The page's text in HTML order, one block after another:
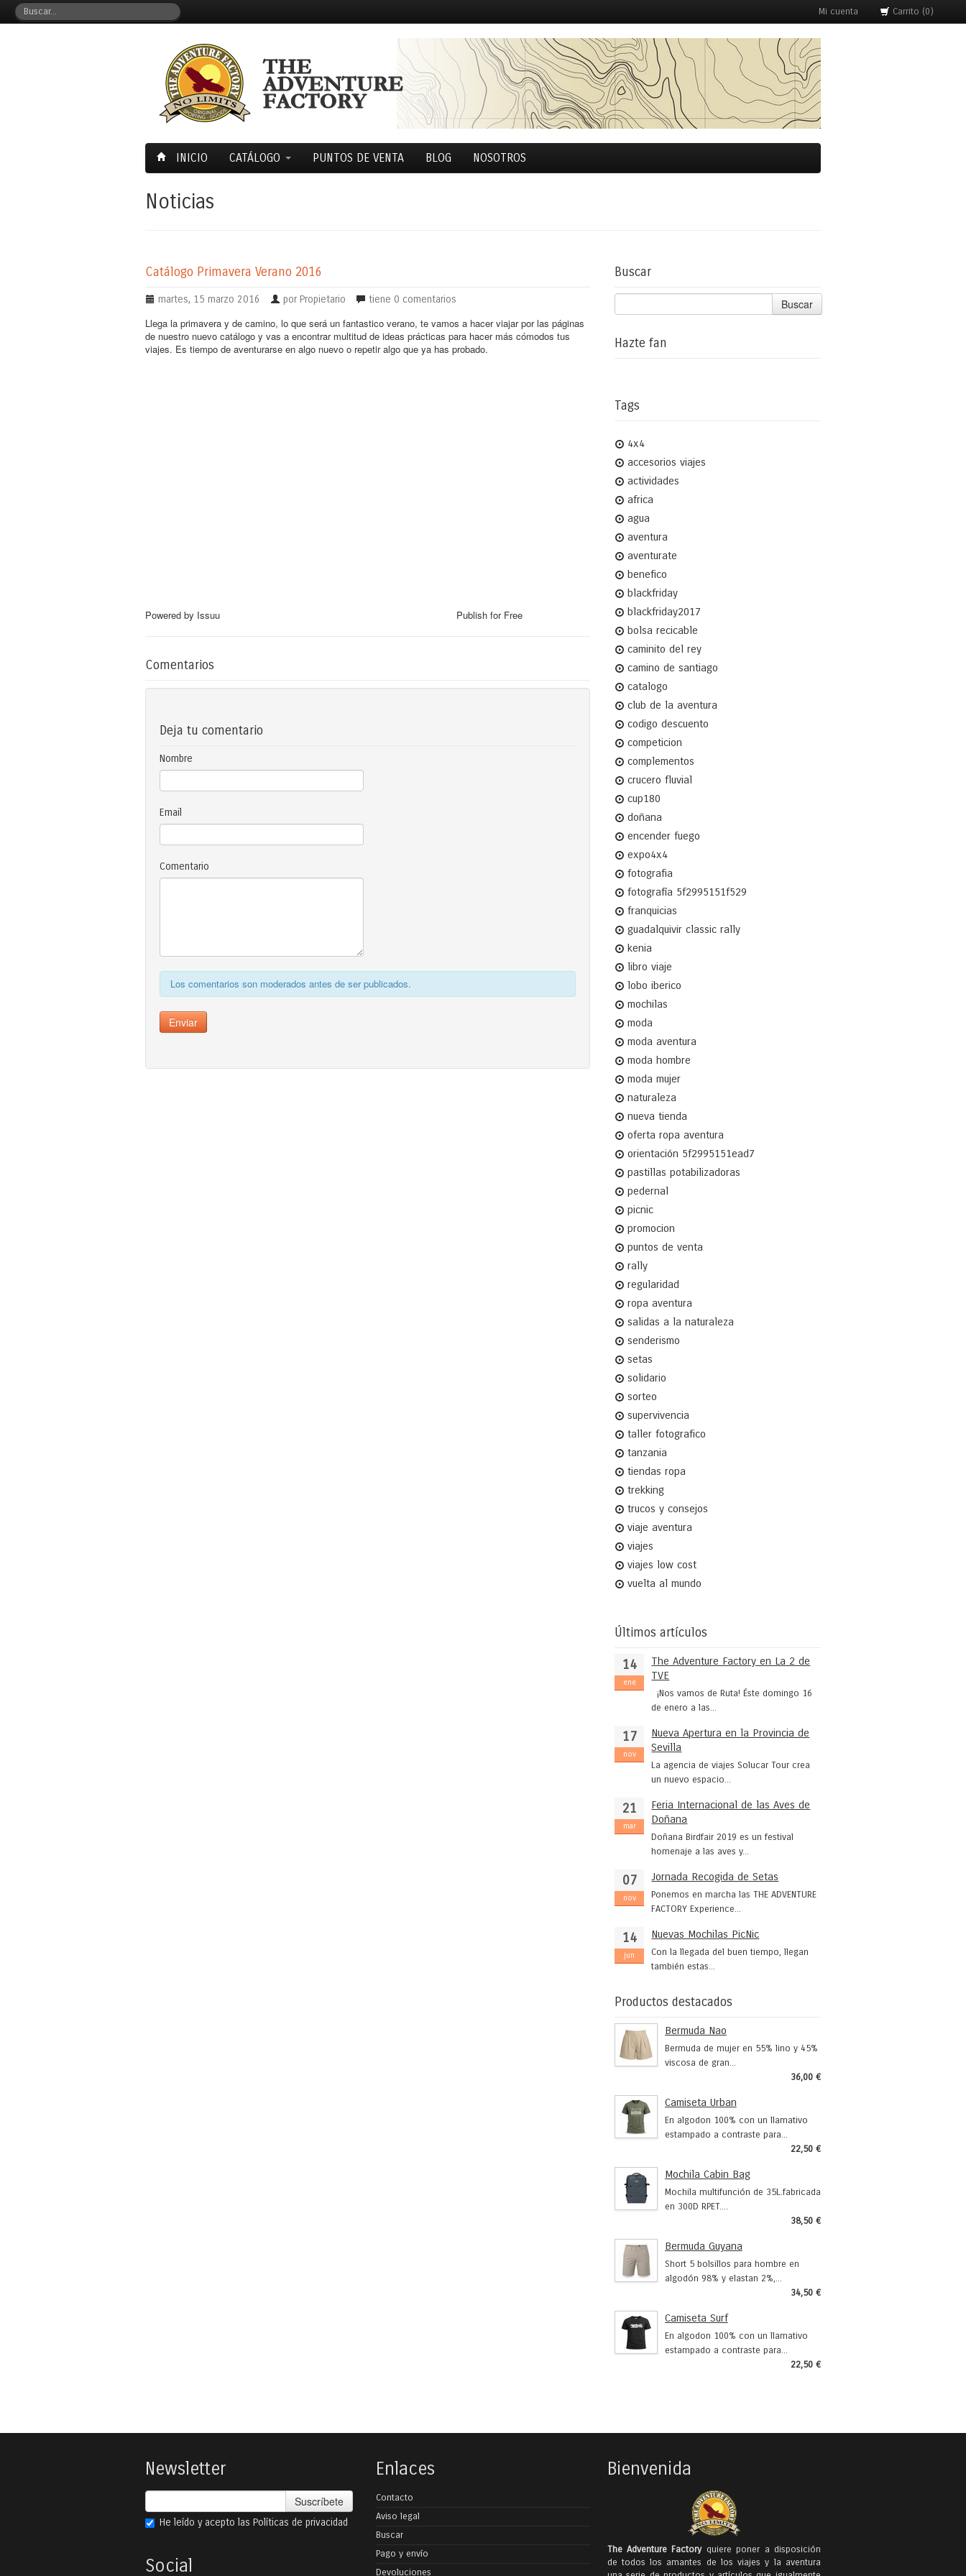
Mi cuenta Carrito (0)
INICIO CATÁLOGO PUNTOS DE VENTA BLOG NOSOTROS
Noticias
Catálogo Primavera Verano 2016
martes, 15 marzo 2016 por Propietario tiene 0 comentarios
Llega la primavera y de camino, lo que será un fantastico verano, te vamos a hacer viajar por las páginas
de nuestro nuevo catálogo y vas a encontrar multitud de ideas prácticas para hacer más cómodos tus
viajes. Es tiempo de aventurarse en algo nuevo o repetir algo que ya has probado.
Powered by Issuu Publish for Free
Comentarios
Deja tu comentario
Nombre
Email
Comentario
Los comentarios son moderados antes de ser publicados.
Buscar
Buscar
Hazte fan
Tags
4x4
accesorios viajes
actividades
africa
agua
aventura
aventurate
benefico
blackfriday
blackfriday2017
bolsa recicable
caminito del rey
camino de santiago
catalogo
club de la aventura
codigo descuento
competicion
complementos
crucero fluvial
cup180
doñana
encender fuego
expo4x4
fotografia
fotografía 5f2995151f529
franquicias
guadalquivir classic rally
kenia
libro viaje
lobo iberico
mochilas
moda
moda aventura
moda hombre
moda mujer
naturaleza
nueva tienda
oferta ropa aventura
orientación 5f2995151ead7
pastillas potabilizadoras
pedernal
picnic
promocion
puntos de venta
rally
regularidad
ropa aventura
salidas a la naturaleza
senderismo
setas
solidario
sorteo
supervivencia
taller fotografico
tanzania
tiendas ropa
trekking
trucos y consejos
viaje aventura
viajes
viajes low cost
vuelta al mundo
Últimos artículos
14
ene
The Adventure Factory en La 2 de
TVE
¡Nos vamos de Ruta! Éste domingo 16
de enero a las...
17
nov
Nueva Apertura en la Provincia de
Sevilla
La agencia de viajes Solucar Tour crea
un nuevo espacio...
21
mar
Feria Internacional de las Aves de
Doñana
Doñana Birdfair 2019 es un festival
homenaje a las aves y...
07
nov
Jornada Recogida de Setas
Ponemos en marcha las THE ADVENTURE
FACTORY Experience...
14
jun
Nuevas Mochilas PicNic
Con la llegada del buen tiempo, llegan
también estas...
Productos destacados
Bermuda Nao
Bermuda de mujer en 55% lino y 45%
viscosa de gran...
36,00 €
Camiseta Urban
En algodon 100% con un llamativo
estampado a contraste para...
22,50 €
Mochila Cabin Bag
Mochila multifunción de 35L.fabricada
en 300D RPET....
38,50 €
Bermuda Guyana
Short 5 bolsillos para hombre en
algodón 98% y elastan 2%,...
34,50 €
Camiseta Surf
En algodon 100% con un llamativo
estampado a contraste para...
22,50 €
Newsletter
Suscríbete
He leído y acepto las Políticas de privacidad
Social
Enlaces
Contacto
Aviso legal
Buscar
Pago y envío
Devoluciones
Bienvenida
The Adventure Factoryquiere poner a disposición
de todos los amantes de los viajes y la aventura